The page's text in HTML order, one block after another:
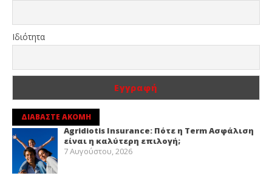
Ιδιότητα
ΔΙΑΒΑΣΤΕ ΑΚΟΜΗ
Agridiotis Insurance: Πότε η Term Ασφάλιση
είναι η καλύτερη επιλογή;
7 Αυγούστου, 2026